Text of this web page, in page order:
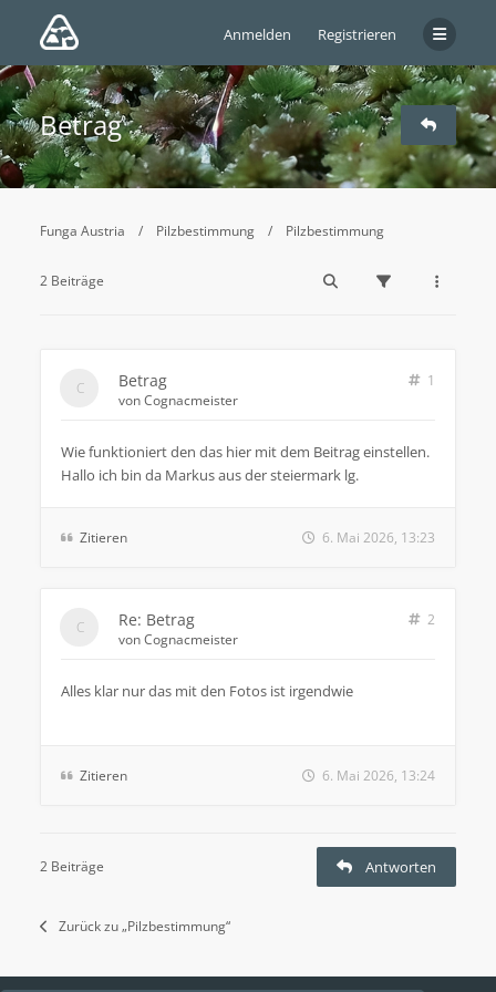
Anmelden Registrieren
Betrag
Funga Austria Pilzbestimmung Pilzbestimmung
2 Beiträge
Betrag
1
vonCognacmeister
Wie funktioniert den das hier mit dem Beitrag einstellen.
Hallo ich bin da Markus aus der steiermark lg.
Zitieren 6. Mai 2026, 13:23
Re: Betrag
2
vonCognacmeister
Alles klar nur das mit den Fotos ist irgendwie
Zitieren 6. Mai 2026, 13:24
2 Beiträge Antworten
Zurück zu „Pilzbestimmung“